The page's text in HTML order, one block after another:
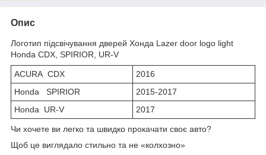
Опис
Логотип підсвічування дверей Хонда Lazer door logo light
Honda CDX, SPIRIOR, UR-V
ACURA CDX
2016
Honda SPIRIOR
2015-2017
Honda UR-V
2017
Чи хочете ви легко та швидко прокачати своє авто?
Щоб це виглядало стильно та не «колхозно»